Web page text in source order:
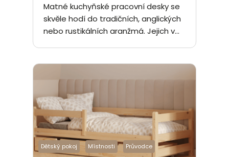
Matné kuchyňské pracovní desky se
skvěle hodí do tradičních, anglických
nebo rustikálních aranžmá. Jejich v...
Dětský pokoj Místnosti Průvodce